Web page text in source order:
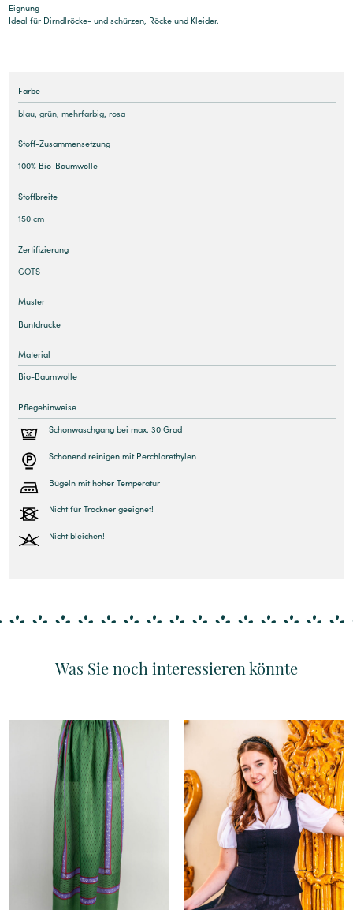
Eignung
Ideal für Dirndlröcke- und schürzen, Röcke und Kleider.
Farbe
blau, grün, mehrfarbig, rosa
Stoff-Zusammensetzung
100% Bio-Baumwolle
Stoffbreite
150 cm
Zertifizierung
GOTS
Muster
Buntdrucke
Material
Bio-Baumwolle
Pflegehinweise
Schonwaschgang bei max. 30 Grad
Schonend reinigen mit Perchlorethylen
Bügeln mit hoher Temperatur
Nicht für Trockner geeignet!
Nicht bleichen!
Was Sie noch interessieren könnte
Details Details